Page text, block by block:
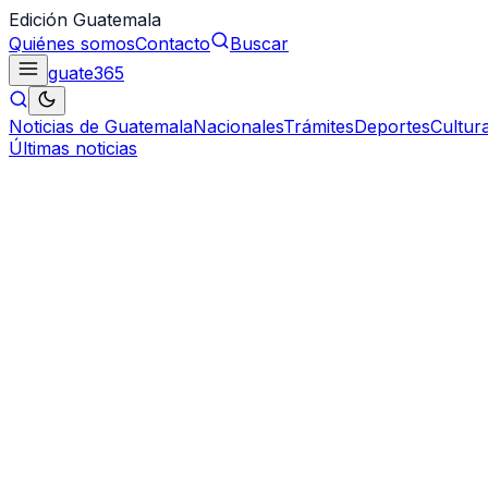
Edición Guatemala
Quiénes somosContacto
Buscar
guate365
Noticias de GuatemalaNacionalesTrámitesDeportes
Últimas noticias